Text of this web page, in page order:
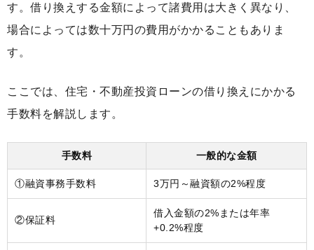
す。借り換えする金額によって諸費用は大きく異なり、
場合によっては数十万円の費用がかかることもありま
す。
ここでは、住宅・不動産投資ローンの借り換えにかかる
手数料を解説します。
手数料 一般的な金額
①融資事務手数料 3万円～融資額の2%程度
②保証料
借入金額の2%または年率
+0.2%程度